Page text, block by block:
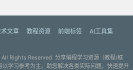
文章 教程资源 前端标签
AI工具集